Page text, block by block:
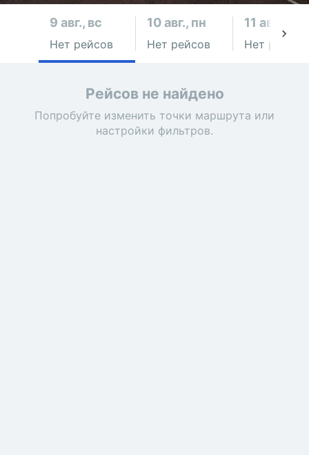
9 авг., вс
Нет рейсов
10 авг., пн
Нет рейсов
11 авг., вт
Нет рейсов
Рейсов не найдено
Попробуйте изменить точки маршрута или
настройки фильтров.